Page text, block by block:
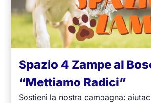
Spazio 4 Zampe al
“Mettiamo Radici”
Sostieni la nostra campagna: